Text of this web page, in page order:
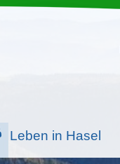
Leben in Hasel